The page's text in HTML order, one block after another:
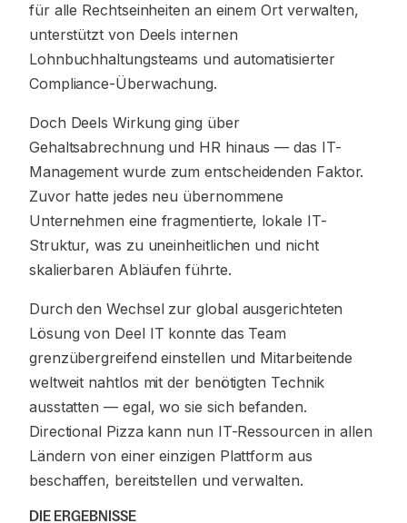
für alle Rechtseinheiten an einem Ort verwalten,
unterstützt von Deels internen
Lohnbuchhaltungsteams und automatisierter
Compliance-Überwachung.
Doch Deels Wirkung ging über
Gehaltsabrechnung und HR hinaus — das IT-
Management wurde zum entscheidenden Faktor.
Zuvor hatte jedes neu übernommene
Unternehmen eine fragmentierte, lokale IT-
Struktur, was zu uneinheitlichen und nicht
skalierbaren Abläufen führte.
Durch den Wechsel zur global ausgerichteten
Lösung von Deel IT konnte das Team
grenzübergreifend einstellen und Mitarbeitende
weltweit nahtlos mit der benötigten Technik
ausstatten — egal, wo sie sich befanden.
Directional Pizza kann nun IT-Ressourcen in allen
Ländern von einer einzigen Plattform aus
beschaffen, bereitstellen und verwalten.
DIE ERGEBNISSE